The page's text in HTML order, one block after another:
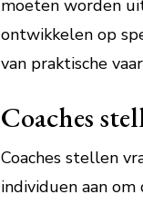
moeten worden
ontwikkelen op
van praktische
Coaches
Coaches stellen
individuen aan